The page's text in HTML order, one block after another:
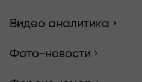
Видео аналитика ›
Фото-новости ›